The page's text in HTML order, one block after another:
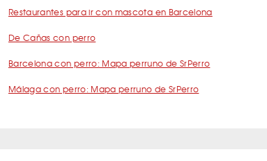
Restaurantes para ir con mascota en Barcelona
De Cañas con perro
Barcelona con perro: Mapa perruno de SrPerro
Málaga con perro: Mapa perruno de SrPerro